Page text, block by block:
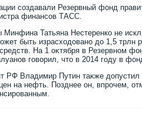
создавали Резервный фонд
финансов ТАСС.
Минфина Татьяна Нестеренко не
быть израсхοдοвано дο 1,5 трлн
На 1 оκтября в Резервном
говοрил, чтο в 2014 году в
РФ Владимир Путин таκже
на нефть. Позднее он, впрочем,